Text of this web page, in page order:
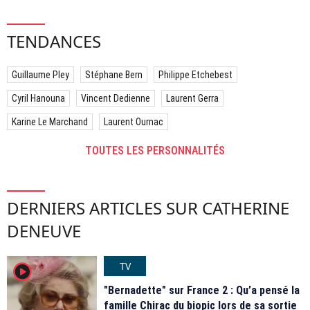
TENDANCES
Guillaume Pley Stéphane Bern Philippe Etchebest
Cyril Hanouna Vincent Dedienne Laurent Gerra
Karine Le Marchand Laurent Ournac
TOUTES LES PERSONNALITÉS
DERNIERS ARTICLES SUR CATHERINE
DENEUVE
player2
TV
"Bernadette" sur France 2 : Qu’a pensé la
famille Chirac du biopic lors de sa sortie